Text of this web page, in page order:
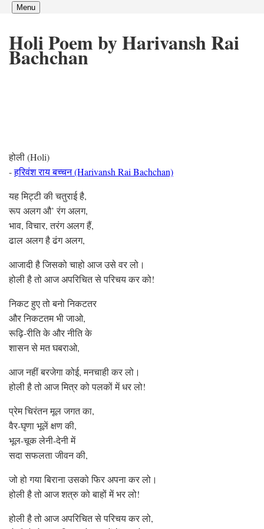
Menu
Holi Poem by Harivansh Rai
Bachchan
होली (Holi)
-हरिवंश राय बच्चन (Harivansh Rai Bachchan)
यह मिट्टी की चतुराई है,
रूप अलग औ’ रंग अलग,
भाव, विचार, तरंग अलग हैं,
ढाल अलग है ढंग अलग,
आजादी है जिसको चाहो आज उसे वर लो।
होली है तो आज अपरिचित से परिचय कर को!
निकट हुए तो बनो निकटतर
और निकटतम भी जाओ,
रूढ़ि-रीति के और नीति के
शासन से मत घबराओ,
आज नहीं बरजेगा कोई, मनचाही कर लो।
होली है तो आज मित्र को पलकों में धर लो!
प्रेम चिरंतन मूल जगत का,
वैर-घृणा भूलें क्षण की,
भूल-चूक लेनी-देनी में
सदा सफलता जीवन की,
जो हो गया बिराना उसको फिर अपना कर लो।
होली है तो आज शत्रु को बाहों में भर लो!
होली है तो आज अपरिचित से परिचय कर लो,